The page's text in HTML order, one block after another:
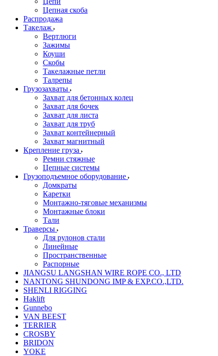
Цепная скоба
Распродажа
Такелаж
Вертлюги
Зажимы
Коуши
Скобы
Такелажные петли
Талрепы
Грузозахваты
Захват для бетонных колец
Захват для бочек
Захват для листа
Захват для труб
Захват контейнерный
Захват магнитный
Крепление груза
Ремни стяжные
Цепные системы
Грузоподъемное оборудование
Домкраты
Каретки
Монтажно-тяговые механизмы
Монтажные блоки
Тали
Траверсы
Для рулонов стали
Линейные
Пространственные
Распорные
JIANGSU LANGSHAN WIRE ROPE CO., LTD
NANTONG SHUNDONG IMP & EXP.CO.,LTD.
SHENLI RIGGING
Haklift
Gunnebo
VAN BEEST
TERRIER
CROSBY
BRIDON
YOKE